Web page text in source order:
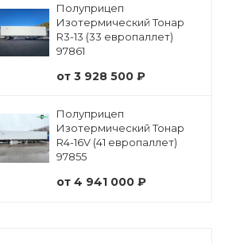
Полуприцеп
Изотермический Тонар
R3-13 (33 европаллет)
97861
от 3 928 500 ₽
Полуприцеп
Изотермический Тонар
R4-16V (41 европаллет)
97855
от 4 941 000 ₽